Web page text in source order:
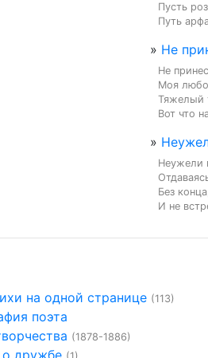
Пусть
Путь
» Не
Не
Моя
Тяжелый
Вот что
»
Неужели
Без
И не
на одной странице (113)
поэта
(1878-1886)
дружбе